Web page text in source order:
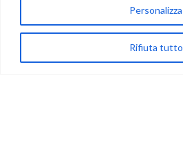
Personalizza
Rifiuta tutto
83024 Monteforte Irpino (AV)
(+39) 081-7777233